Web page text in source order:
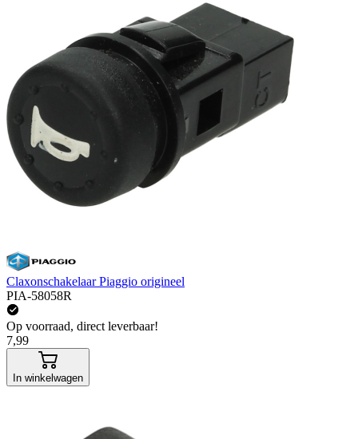
Claxonschakelaar Piaggio origineel
PIA-58058R
Op voorraad, direct leverbaar!
7,99
In winkelwagen